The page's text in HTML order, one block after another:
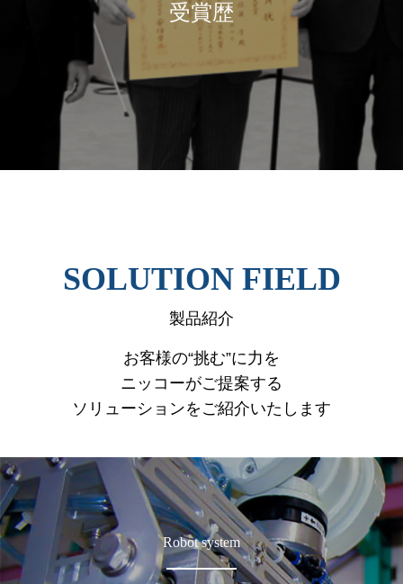
受賞歴
SOLUTION FIELD
製品紹介
お客様の“挑む”に力を
ニッコーがご提案する
ソリューションをご紹介いたします
Robot system